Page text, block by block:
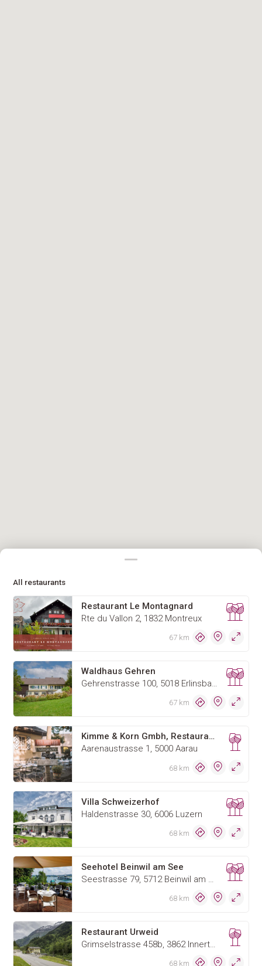
All restaurants
Restaurant Le Montagnard
Rte du Vallon 2, 1832 Montreux
67 km
Waldhaus Gehren
Gehrenstrasse 100, 5018 Erlinsbach AG
67 km
Kimme & Korn Gmbh, Restaurant Schuetzenhaus
Aarenaustrasse 1, 5000 Aarau
68 km
Villa Schweizerhof
Haldenstrasse 30, 6006 Luzern
68 km
Seehotel Beinwil am See
Seestrasse 79, 5712 Beinwil am See
68 km
Restaurant Urweid
Grimselstrasse 458b, 3862 Innertkirchen
68 km